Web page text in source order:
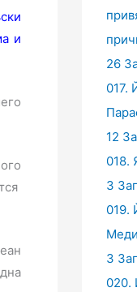
и
26
017.
12
018.
3
019.
3
020.